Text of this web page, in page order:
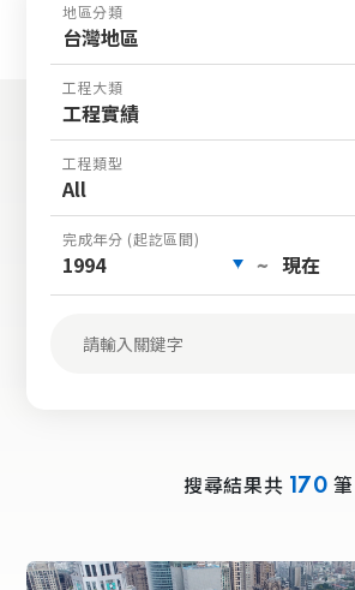
地區分類
台灣地區
工程大類
工程實績
工程類型
All
完成年分 (起訖區間)
1994 ~ 現在
搜尋結果共 170 筆